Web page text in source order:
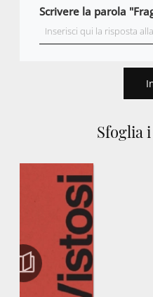
Sfoglia
Scrivere la parola